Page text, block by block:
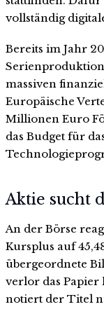
vollständig
Bereits im Jahr
massiven
Europäische
Millionen Euro
das Budget für
Aktie sucht
An der Börse
Kursplus auf
übergeordnete
verlor das Papier
notiert der Titel